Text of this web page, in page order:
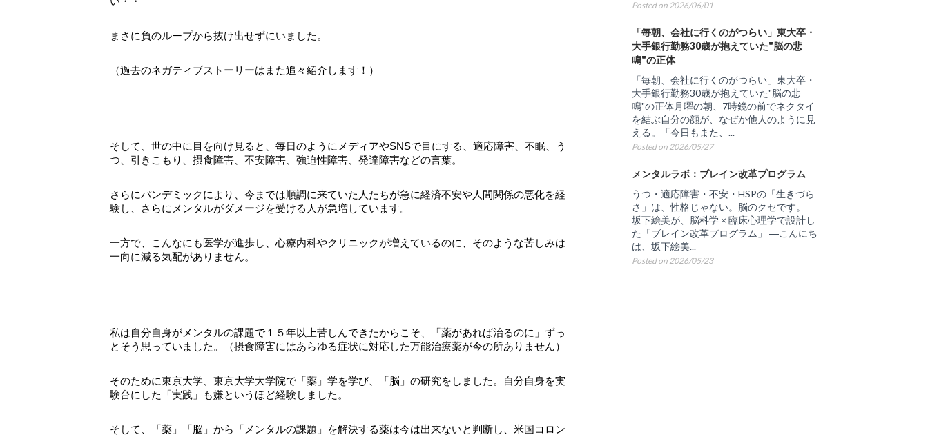
まさに負のループから抜け出せずにいました。
（過去のネガティブストーリーはまた追々紹介します！）
そして、世の中に目を向け見ると、毎日のようにメディアやSNSで目にする、適応障害、不眠、う
つ、引きこもり、摂食障害、不安障害、強迫性障害、発達障害などの言葉。
さらにパンデミックにより、今までは順調に来ていた人たちが急に経済不安や人間関係の悪化を経
験し、さらにメンタルがダメージを受ける人が急増しています。
一方で、こんなにも医学が進歩し、心療内科やクリニックが増えているのに、そのような苦しみは
一向に減る気配がありません。
私は自分自身がメンタルの課題で１５年以上苦しんできたからこそ、「薬があれば治るのに」ずっ
とそう思っていました。（摂食障害にはあらゆる症状に対応した万能治療薬が今の所ありません）
そのために東京大学、東京大学大学院で「薬」学を学び、「脳」の研究をしました。自分自身を実
験台にした「実践」も嫌というほど経験しました。
そして、「薬」「脳」から「メンタルの課題」を解決する薬は今は出来ないと判断し、米国コロン
Posted on 2026/06/01
「毎朝、会社に行くのがつらい」東大卒・
大手銀行勤務30歳が抱えていた"脳の悲
鳴"の正体
「毎朝、会社に行くのがつらい」東大卒・
大手銀行勤務30歳が抱えていた"脳の悲
鳴"の正体月曜の朝、7時鏡の前でネクタイ
を結ぶ自分の顔が、なぜか他人のように見
える。「今日もまた、...
Posted on 2026/05/27
メンタルラボ：ブレイン改革プログラム
うつ・適応障害・不安・HSPの「生きづら
さ」は、性格じゃない。脳のクセです。―
坂下絵美が、脳科学 × 臨床心理学で設計し
た「ブレイン改革プログラム」 ―こんにち
は、坂下絵美...
Posted on 2026/05/23